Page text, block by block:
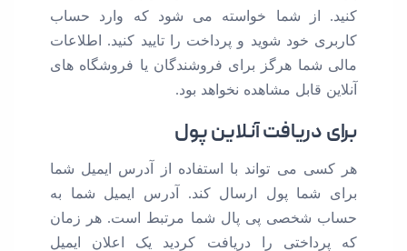
از شما خواسته می شود که وارد حساب
خود شوید و پرداخت را تایید کنید. اطلاعات
هرگز برای فروشندگان یا فروشگاه های
قابل مشاهده نخواهد بود.
دریافت آنلاین پول
می تواند با استفاده از آدرس ایمیل شما
شما پول ارسال کند. آدرس ایمیل شما به
شخصی پی پال شما مرتبط است. هر زمان
را دریافت کردید یک اعلان ایمیل